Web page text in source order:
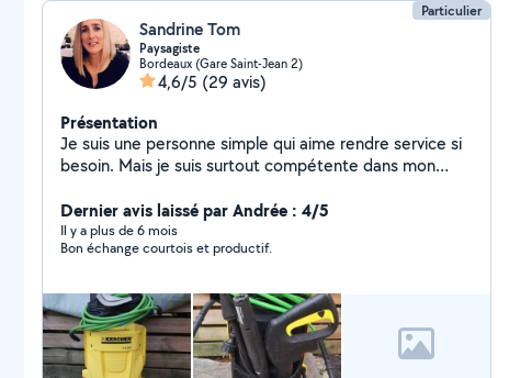
Particulier
Sandrine Tom
Paysagiste
Bordeaux (Gare Saint-Jean 2)
4,6/5 (29 avis)
Présentation
Je suis une personne simple qui aime rendre service si
besoin. Mais je suis surtout compétente dans mon
20 ans!
Dernier avis laissé par Andrée : 4/5
Il y a plus de 6 mois
Bon échange courtois et productif.